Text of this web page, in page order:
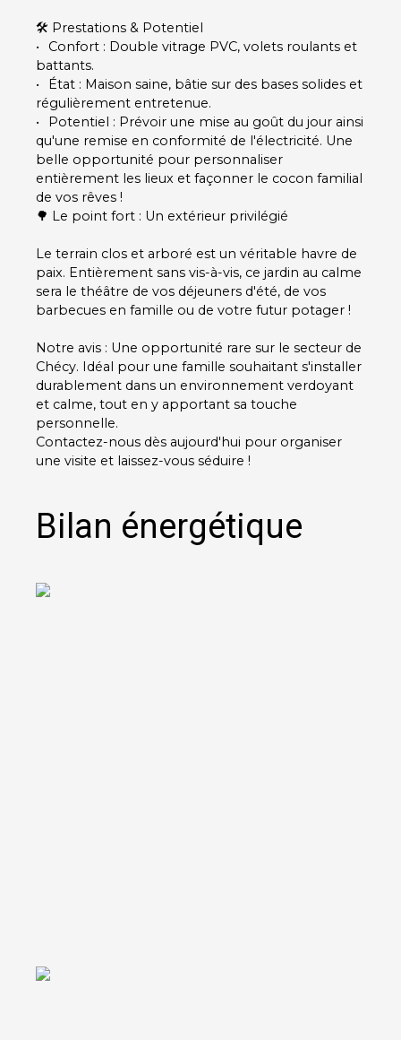
🛠️ Prestations & Potentiel
Confort : Double vitrage PVC, volets roulants et
battants.
État : Maison saine, bâtie sur des bases solides et
régulièrement entretenue.
Potentiel : Prévoir une mise au goût du jour ainsi
qu'une remise en conformité de l'électricité. Une
belle opportunité pour personnaliser
entièrement les lieux et façonner le cocon familial
de vos rêves !
🌳 Le point fort : Un extérieur privilégié
Le terrain clos et arboré est un véritable havre de
paix. Entièrement sans vis-à-vis, ce jardin au calme
sera le théâtre de vos déjeuners d'été, de vos
barbecues en famille ou de votre futur potager !
Notre avis : Une opportunité rare sur le secteur de
Chécy. Idéal pour une famille souhaitant s'installer
durablement dans un environnement verdoyant
et calme, tout en y apportant sa touche
personnelle.
Contactez-nous dès aujourd'hui pour organiser
une visite et laissez-vous séduire !
Bilan énergétique